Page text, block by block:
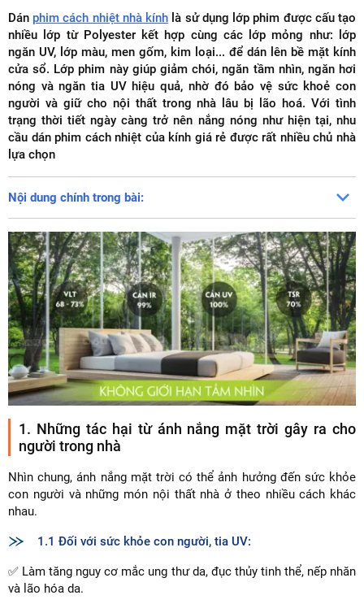
Dán phim cách nhiệt nhà kính là sử dụng lớp phim được cấu tạo
nhiều lớp từ Polyester kết hợp cùng các lớp mỏng như: lớp
ngăn UV, lớp màu, men gốm, kim loại... để dán lên bề mặt kính
cửa sổ. Lớp phim này giúp giảm chói, ngăn tầm nhìn, ngăn hơi
nóng và ngăn tia UV hiệu quả, nhờ đó bảo vệ sức khoẻ con
người và giữ cho nội thất trong nhà lâu bị lão hoá. Với tình
trạng thời tiết ngày càng trở nên nắng nóng như hiện tại, nhu
cầu dán phim cách nhiệt của kính giá rẻ được rất nhiều chủ nhà
lựa chọn
Nội dung chính trong bài:
1. Những tác hại từ ánh nắng mặt trời gây ra cho
người trong nhà
Nhìn chung, ánh nắng mặt trời có thể ảnh hưởng đến sức khỏe
con người và những món nội thất nhà ở theo nhiều cách khác
nhau.
1.1 Đối với sức khỏe con người, tia UV:
✅ Làm tăng nguy cơ mắc ung thư da, đục thủy tinh thể, nếp nhăn
và lão hóa da.